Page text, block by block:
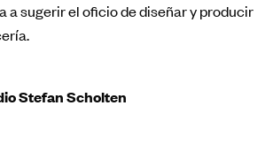
a sugerir el oficio de diseñar y producir
Stefan Scholten